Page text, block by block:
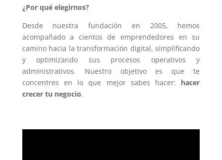
¿Por qué elegirnos?
Desde nuestra fundación en 2005, hemos
acompañado a cientos de emprendedores en su
camino hacia la transformación digital, simplificando
y optimizando sus procesos operativos y
administrativos. Nuestro objetivo es que te
concentres en lo que mejor sabes hacer: hacer
crecer tu negocio.